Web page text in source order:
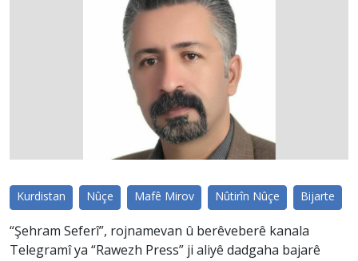
Kurdistan Nûçe Mafê Mirov Nûtirîn Nûçe Bijarte
“Şehram Seferî”, rojnamevan û berêveberê kanala
Telegramî ya “Rawezh Press” ji aliyê dadgaha bajarê